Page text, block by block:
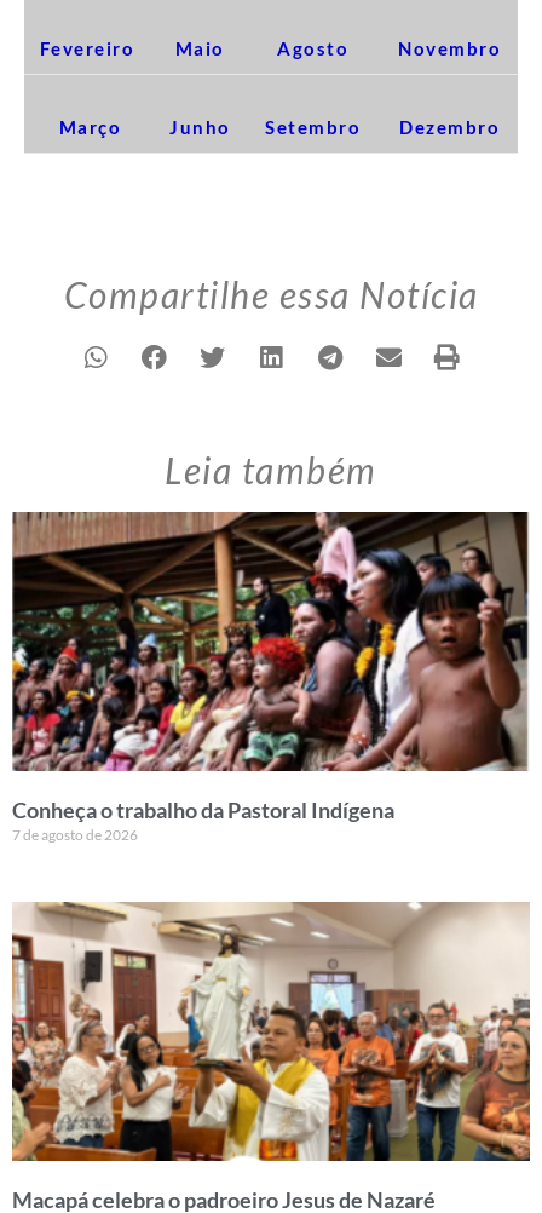
Fevereiro Maio Agosto Novembro
Março Junho Setembro Dezembro
Compartilhe essa Notícia
Leia também
Conheça o trabalho da Pastoral Indígena
7 de agosto de 2026
Macapá celebra o padroeiro Jesus de Nazaré